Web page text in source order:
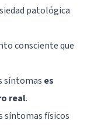
patológica
consciente que
síntomas es
real.
síntomas físicos